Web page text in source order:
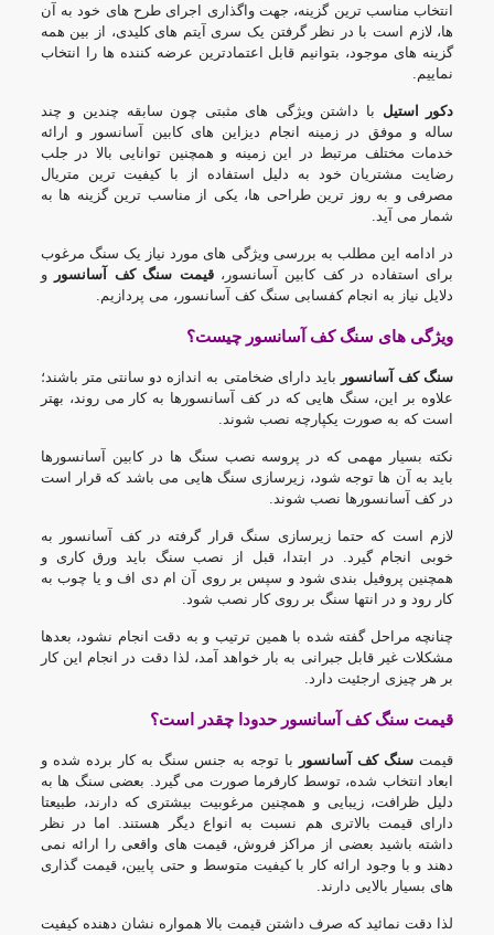
انتخاب مناسب ترین گزینه، جهت واگذاری اجرای طرح های خود به آن
ها، لازم است با در نظر گرفتن یک سری آیتم های کلیدی، از بین همه
گزینه های موجود، بتوانیم قابل اعتمادترین عرضه کننده ها را انتخاب
نماییم.
دکور استیل با داشتن ویژگی های مثبتی چون سابقه چندین و چند
ساله و موفق در زمینه انجام دیزاین های کابین آسانسور
و ارائه
خدمات مختلف مرتبط در این زمینه و همچنین توانایی بالا در جلب
رضایت مشتریان خود به دلیل استفاده از با کیفیت ترین متریال
مصرفی و به روز ترین طراحی ها، یکی از مناسب ترین گزینه ها به
شمار می آید.
در ادامه این مطلب به بررسی ویژگی های مورد نیاز یک سنگ مرغوب
برای استفاده در کف کابین آسانسور،قیمت سنگ کف آسانسور
و
دلایل نیاز به انجام کفسابی سنگ کف آسانسور، می پردازیم.
ویژگی های سنگ کف آسانسور چیست؟
سنگ کف آسانسور باید دارای ضخامتی به اندازه دو سانتی متر باشند؛
علاوه بر این، سنگ هایی که در کف آسانسورها به کار می روند، بهتر
است که به صورت یکپارچه نصب شوند.
نکته بسیار مهمی که در پروسه نصب سنگ ها در کابین آسانسورها
باید به آن ها توجه شود، زیرسازی سنگ هایی می باشد که قرار است
در کف آسانسورها نصب شوند.
لازم است که حتما زیرسازی سنگ قرار گرفته در کف آسانسور به
خوبی انجام گیرد. در ابتدا، قبل از نصب سنگ باید ورق کاری و
همچنین پروفیل بندی شود و سپس بر روی آن ام دی اف و یا چوب به
کار رود و در انتها سنگ بر روی کار نصب شود.
چنانچه مراحل گفته شده با همین ترتیب و به دقت انجام نشود، بعدها
مشکلات غیر قابل جبرانی به بار خواهد آمد، لذا دقت در انجام این کار
بر هر چیزی ارجئیت دارد.
قیمت سنگ کف آسانسور حدودا چقدر است؟
قیمت سنگ کف آسانسور
با توجه به جنس سنگ به کار برده شده و
ابعاد انتخاب شده، توسط کارفرما صورت می گیرد. بعضی سنگ ها به
دلیل ظرافت، زیبایی و همچنین مرغوبیت بیشتری که دارند، طبیعتا
دارای قیمت بالاتری هم نسبت به انواع دیگر هستند. اما در نظر
داشته باشید بعضی از مراکز فروش، قیمت های واقعی را ارائه نمی
دهند و با وجود ارائه کار با کیفیت متوسط و حتی پایین، قیمت گذاری
های بسیار بالایی دارند.
لذا دقت نمائید که صرف داشتن قیمت بالا همواره نشان دهنده کیفیت